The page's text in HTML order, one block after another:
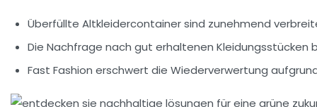
Überfüllte Altkleidercontainer sind zunehmend
Die Nachfrage nach gut erhaltenen Kleidungsstücken
Fast Fashion erschwert die Wiederverwertung